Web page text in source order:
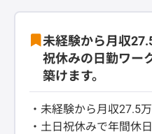
未経験から月収
祝休みの日勤ワー
築けます。
・未経験から月収27.5
・土日祝休みで年間休